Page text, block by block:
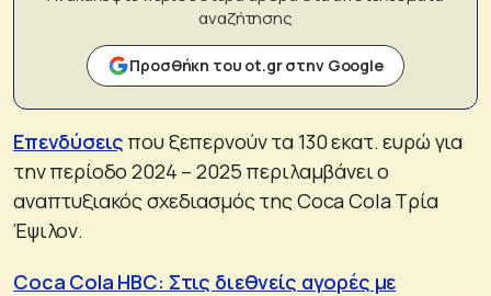
αναζήτησης
Προσθήκη του ot.gr στην Google
Επενδύσεις που ξεπερνούν τα 130 εκατ. ευρώ για
την περίοδο 2024 – 2025 περιλαμβάνει ο
αναπτυξιακός σχεδιασμός της Coca Cola Τρία
Έψιλον.
Coca Cola HBC: Στις διεθνείς αγορές με